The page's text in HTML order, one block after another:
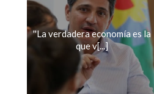
''La verdadera economía es la
que v[...]